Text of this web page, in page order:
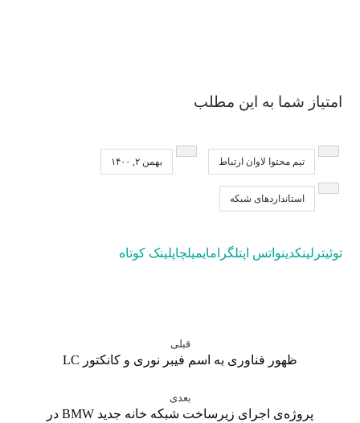
امتیاز شما به این مطلب
تیم محتوا لاوان ارتباط بهمن ۲, ۱۴۰۰
استانداردهای شبکه
توئیتر لینکدینواتس اپتلگرامایمیلچاپلینک کوتاه
قبلی
ظهور فناوری به اسم فیبر نوری و کانکتور LC
بعدی
پروژه‌ی اجرای زیرساخت شبکه خانه جدید BMW در